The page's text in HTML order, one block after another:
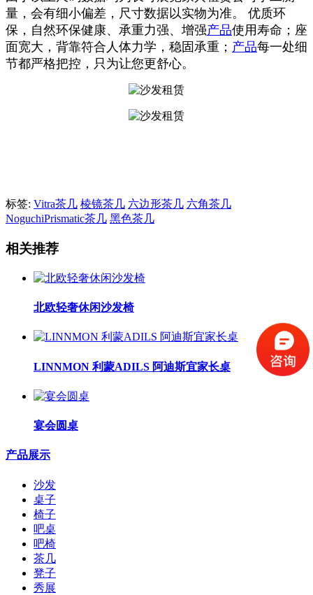
量，会有细小偏差，尺寸数据以实物为准。 优质环
保，自然环保健康、承重力强、增强产品使用寿命；座
面宽大，背靠符合人体力学，稳固承重； 产品每一处细
节都严格把控，只为让您更舒心。
标签: Vitra茶几 棱镜茶几 六边形茶几 六角茶几
NoguchiPrismatic茶几 黑色茶几
相关推荐
北欧轻奢休闲沙发椅
LINNMON 利蒙ADILS 阿迪斯宜家长桌
宴会圆桌
产品展示
沙发
桌子
椅子
吧桌
吧椅
茶几
凳子
秀展